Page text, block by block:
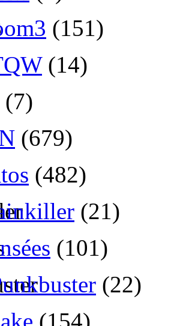
(151)
(14)
(7)
(679)
(482)
(21)
(101)
(22)